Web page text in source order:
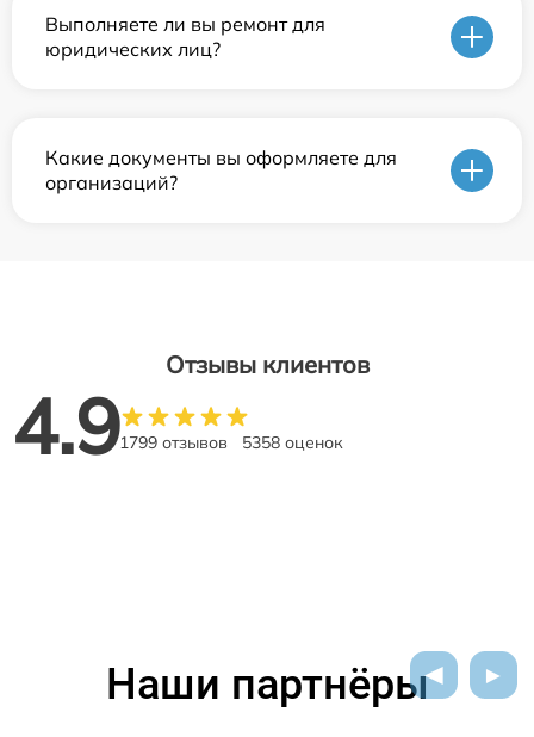
Выполняете ли вы ремонт для
юридических лиц?
Какие документы вы оформляете для
организаций?
Отзывы клиентов
4.91799 отзывов 5358 оценок
Наши партнёры